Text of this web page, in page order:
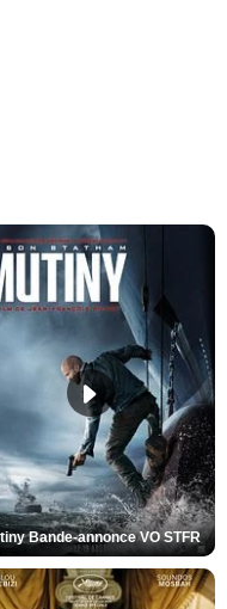
Bande-annonce VO STFR